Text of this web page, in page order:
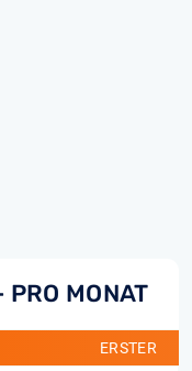
MONAT
ERSTER